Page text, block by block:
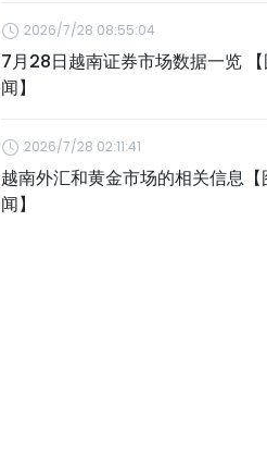
2026/7/28 08:55:04
7月28日越南证券市场数据一览
闻】
2026/7/28 02:11:41
越南外汇和黄金市场的相关信息【
闻】